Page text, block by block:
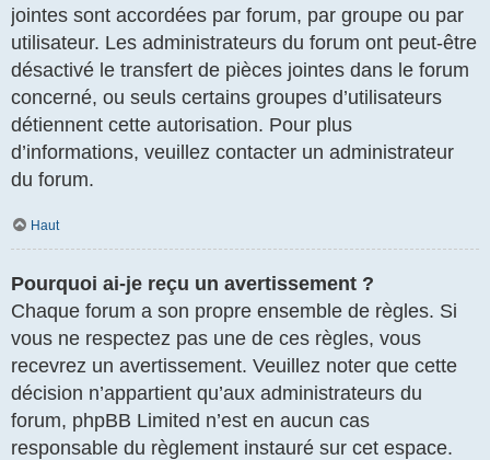
jointes sont accordées par forum, par groupe ou par
utilisateur. Les administrateurs du forum ont peut-être
désactivé le transfert de pièces jointes dans le forum
concerné, ou seuls certains groupes d’utilisateurs
détiennent cette autorisation. Pour plus
d’informations, veuillez contacter un administrateur
du forum.
Haut
Pourquoi ai-je reçu un avertissement ?
Chaque forum a son propre ensemble de règles. Si
vous ne respectez pas une de ces règles, vous
recevrez un avertissement. Veuillez noter que cette
décision n’appartient qu’aux administrateurs du
forum, phpBB Limited n’est en aucun cas
responsable du règlement instauré sur cet espace.